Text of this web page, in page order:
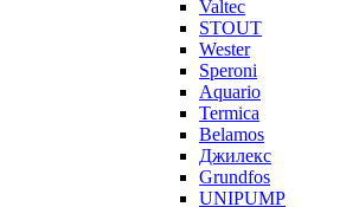
Valtec
STOUT
Wester
Speroni
Aquario
Termica
Belamos
Джилекс
Grundfos
UNIPUMP